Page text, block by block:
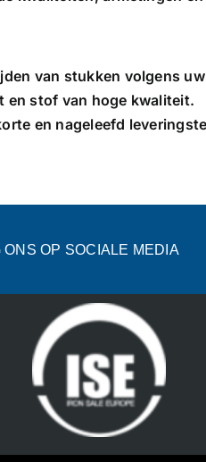
van stukken volgens
en stof van hoge kwaliteit.
en nageleefd
ONS OP SOCIALE MEDIA